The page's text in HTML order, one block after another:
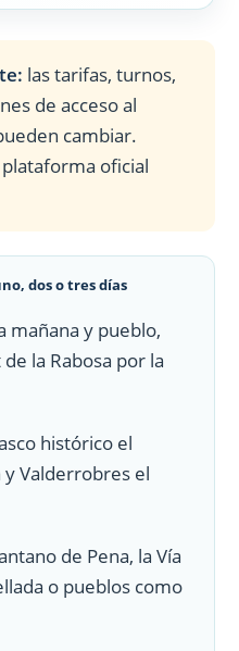
las tarifas, turnos,
de acceso al
cambiar.
oficial
dos o tres días
mañana y pueblo,
la Rabosa por la
histórico el
Valderrobres el
de Pena, la Vía
o pueblos como